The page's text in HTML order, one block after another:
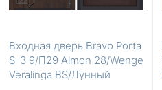
Входная дверь Bravo Porta
S-3 9/П29 Almon 28/Wenge
Veralinga BS/Лунный